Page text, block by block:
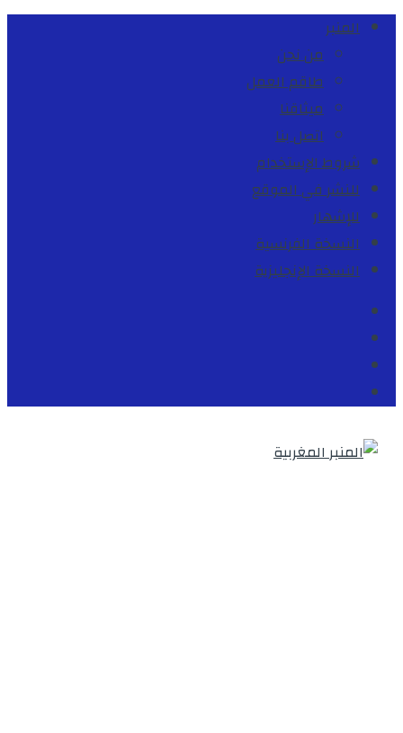
المنبر
من نحن
طاقم العمل
ميثاقنا
اتصل بنا
شروط الإستخدام
للنشر في الموقع
للإشهار
النسخة الفرنسية
النسخة الإنجليزية